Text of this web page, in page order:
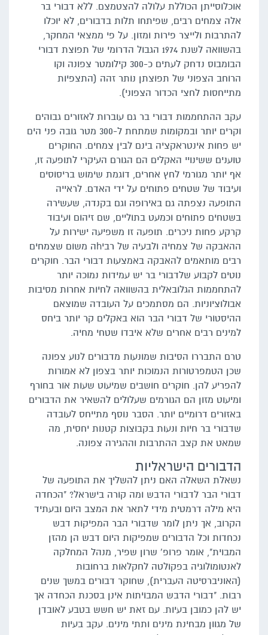
אוכלוסייתן הכוללת עלולה להצטמצם. ללא דבורי בר
אלה צמחים רבים, שפיתחו תלות בדבורים, לא יוכלו
להתרבות ולייצר פירות ומזון. על פי ממצאי המחקר,
בהשוואה לשנת 1974 הגבול הדרומי של תפוצת דבורי
הבומבוס נדחק לעתים כ-300 קילומטר צפונה וקו
הרוחב הצפוני של תפוצתן נותר זהה (התצפיות
מתייחסות לחצי הכדור הצפוני).
עקב ההתחממות דבורי בר גם עוברות לאזורים גבוהים
וקרים יותר ובמקומות שמתחת ל-300 מטר גובה פני הים
יש פחות אינטראקציה בינם לבין צמחים. החוקרים
טוענים ששינויי האקלים הם הגורם העיקרי לתופעה זו,
אף יותר מגורמי לחץ אחרים, דוגמת שימוש בריסוסים
ועיבוד של שטחים פתוחים על ידי האדם. לראייה
התופעה נצפתה גם באירופה וגם בקנדה, שעשירה
בשטחים פתוחים וכמעט בתוליים, שם זיהום ועיבוד
קרקע פחות ניכרים. תופעה זו משפיעה ישירות על
ההאבקה של צמחיה ולבעיה של רביhה משום שצמחים
רבים מותאמים להאבקה באמצעות דבורי הבר. חוקרים
נוטים לקבוע שלדבורי בר יש עמידות נמוכה יותר
להתחממות הגלובאלית בהשוואה לחיות אחרות מסיבות
אבולוציוניות. הם מסתמכים על העובדה שמוצאם
ההיסטורי של דבורי הבר הוא באקלים קר יותר ביחס
למינים רבים אחרים שלא איבדו שטחי מחיה.
טרם התבררו הסיבות שמונעות מדבורים לנוע צפונה
שכן הטמפרטורות הנמוכות יותר בצפון לא אמורות
להפריע להן. חוקרים חושבים שמיעוט שעות אור בחורף
ומיעוט מזון הם הגורמים שעלולים להשאיר את הדבורים
באזורים דרומיים יותר. הסבר נוסף מתייחס לעובדה
שדבורי בר חיות ונעות בקבוצות קטנות יחסית, מה
שמאט את קצב ההתרבות וההגירה צפונה.
הדבורים הישראליות
נשאלת השאלה האם ניתן להשליך את התופעה של
דבורי הבר לדבורי הדבש ומה קורה בישראל? "הכחדה
היא מילה דרמטית מידי לתאר את המצב היום ובעתיד
הקרוב, אך ניתן לומר שדבורי הבר המפיקות דבש
נכחדות וכל הדבורים שמפיקות היום דבש הן מהזן
המבוית", אומר פרופ' שרון שפיר, מנהל המחלקה
לאנטומולוגיה בפקולטה לחקלאות ברחובות
(האוניברסיטה העברית), שחוקר דבורים במשך שנים
רבות. "דבורי הדבש המבויתות אינן בסכנת הכחדה אך
יש להן כמובן בעיות. עם זאת יש חשש בטבע לאובדן
של מגוון מבחינת מינים ותתי מינים. עקב בעיות